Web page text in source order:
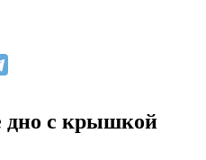
дно с крышкой